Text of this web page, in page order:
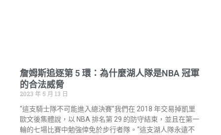
詹姆斯追逐第 5 環：為什麼湖人隊是NBA 冠軍
的合法威脅
2023 年 5 月 13 日
“這支騎士隊不可能進入總決賽”我們在 2018 年交易掉凱里
歐文後集體說，以 NBA 排名第 29 的防守結束，並且在第一
輪的七場比賽中勉強倖免於步行者隊。“這支湖人隊永遠不